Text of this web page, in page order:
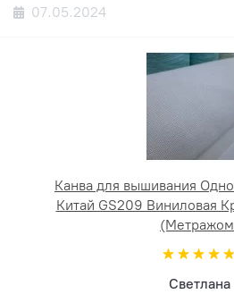
07.05.2024
Канва для вышивания
Китай GS209 Виниловая
Светлана